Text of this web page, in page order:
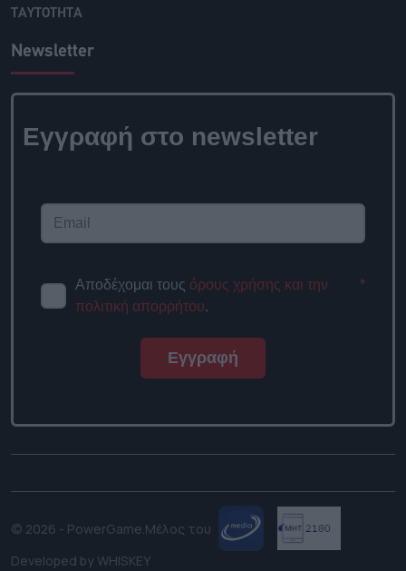
ΤΑΥΤΟΤΗΤΑ
Newsletter
Εγγραφή στο newsletter
Αποδέχομαι τους όρους χρήσης και την
πολιτική απορρήτου.
*
Εγγραφή
© 2026 - PowerGame. Μέλος του
Developed by WHISKEY